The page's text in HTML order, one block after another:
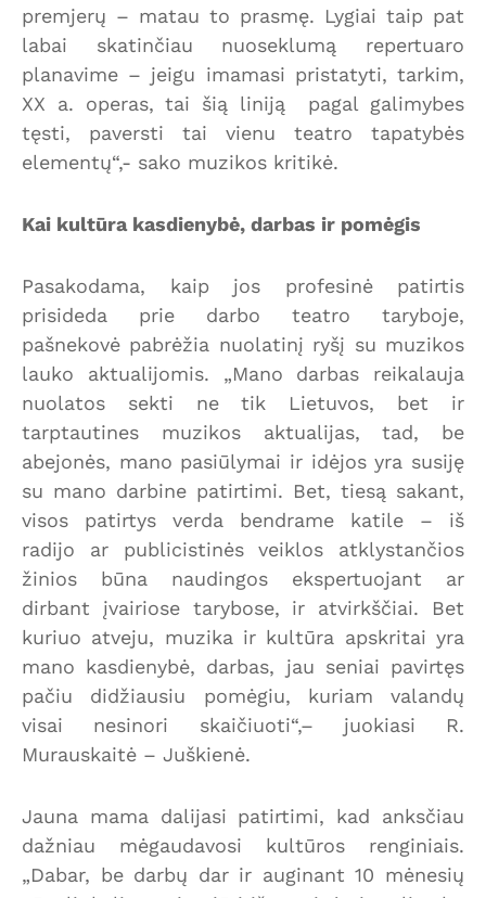
premjerų – matau to prasmę. Lygiai taip pat
labai skatinčiau nuoseklumą repertuaro
planavime – jeigu imamasi pristatyti, tarkim,
XX a. operas, tai šią liniją pagal galimybes
tęsti, paversti tai vienu teatro tapatybės
elementų“,- sako muzikos kritikė.
Kai kultūra kasdienybė, darbas ir pomėgis
Pasakodama, kaip jos profesinė patirtis
prisideda prie darbo teatro taryboje,
pašnekovė pabrėžia nuolatinį ryšį su muzikos
lauko aktualijomis. „Mano darbas reikalauja
nuolatos sekti ne tik Lietuvos, bet ir
tarptautines muzikos aktualijas, tad, be
abejonės, mano pasiūlymai ir idėjos yra susiję
su mano darbine patirtimi. Bet, tiesą sakant,
visos patirtys verda bendrame katile – iš
radijo ar publicistinės veiklos atklystančios
žinios būna naudingos ekspertuojant ar
dirbant įvairiose tarybose, ir atvirkščiai. Bet
kuriuo atveju, muzika ir kultūra apskritai yra
mano kasdienybė, darbas, jau seniai pavirtęs
pačiu didžiausiu pomėgiu, kuriam valandų
visai nesinori skaičiuoti“,– juokiasi R.
Murauskaitė – Juškienė.
Jauna mama dalijasi patirtimi, kad anksčiau
dažniau mėgaudavosi kultūros renginiais.
„Dabar, be darbų dar ir auginant 10 mėnesių